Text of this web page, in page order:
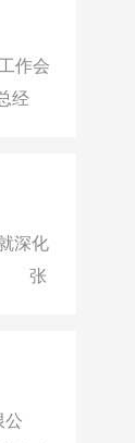
作会
经
深化
。 张
公